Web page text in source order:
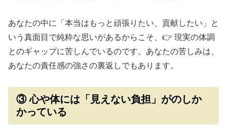
あなたの中に「本当はもっと頑張りたい、貢献したい」と
いう真面目で純粋な思いがあるからこそ、👉 現実の体調
とのギャップに苦しんでいるのです。あなたの苦しみは、
あなたの責任感の強さの裏返しでもあります。
③ 心や体には「見えない負担」がのしか
かっている